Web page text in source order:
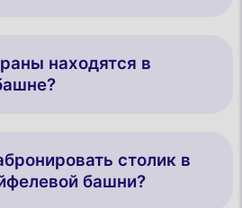
находятся в
столик в
башни?